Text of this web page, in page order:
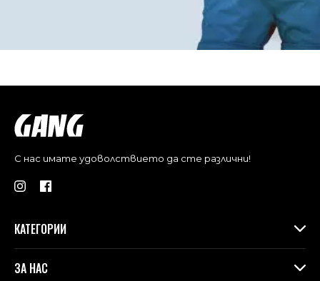
С нас имате удоволствието да сте различни!
КАТЕГОРИИ
Макси колекция
ЗА НАС